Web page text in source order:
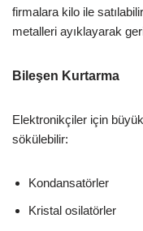
firmalara kilo ile
metalleri ayıklayarak
Bileşen Kurtarma
Elektronikçiler için
sökülebilir:
Kondansatörler
Kristal osilatörler